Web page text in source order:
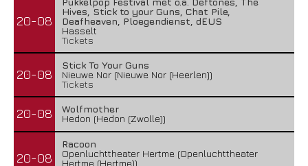
20-08
Hives, Stick to your Guns, Chat Pile,
Deafheaven, Ploegendienst, dEUS
Hasselt
Tickets
20-08
Stick To Your Guns
Nieuwe Nor (Nieuwe Nor (Heerlen))
Tickets
20-08
Wolfmother
Hedon (Hedon (Zwolle))
20-08
Racoon
Openluchttheater Hertme (Openluchttheater
Hertme (Hertme))